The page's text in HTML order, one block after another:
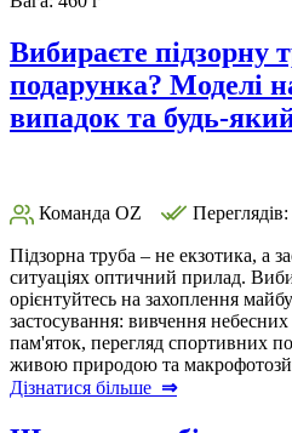
Вибираєте підзорну
подарунка? Моделі
випадок та будь-
Команда OZ
Підзорна труба – не екзотика, а
ситуаціях оптичний прилад.
орієнтуйтесь на захоплення
застосування: вивчення
пам'яток, перегляд спортивних
живою природою та
Дізнатися більше ⇒